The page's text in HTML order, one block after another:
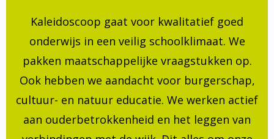
Kaleidoscoop gaat voor kwalitatief goed
onderwijs in een veilig schoolklimaat. We
pakken maatschappelijke vraagstukken op.
Ook hebben we aandacht voor burgerschap,
cultuur- en natuur educatie. We werken actief
aan ouderbetrokkenheid en het leggen van